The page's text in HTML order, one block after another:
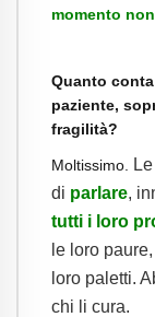
momento
Quanto
paziente,
fragilità?
Moltissimo.
di parlare,
tutti i loro
le loro
loro paletti.
chi li cura.